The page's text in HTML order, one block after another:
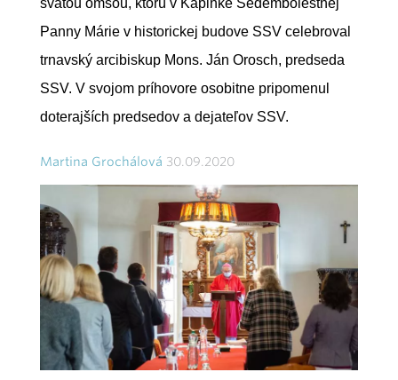
svätou omšou, ktorú v Kaplnke Sedembolestnej
Panny Márie v historickej budove SSV celebroval
trnavský arcibiskup Mons. Ján Orosch, predseda
SSV. V svojom príhovore osobitne pripomenul
doterajších predsedov a dejateľov SSV.
Martina Grochálová 30.09.2020